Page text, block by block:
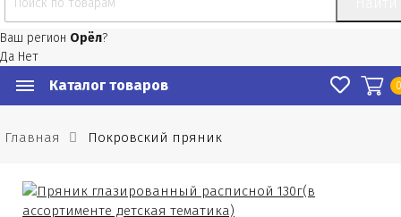
Ваш регион Орёл?
Да Нет
Каталог товаров
Главная Покровский пряник